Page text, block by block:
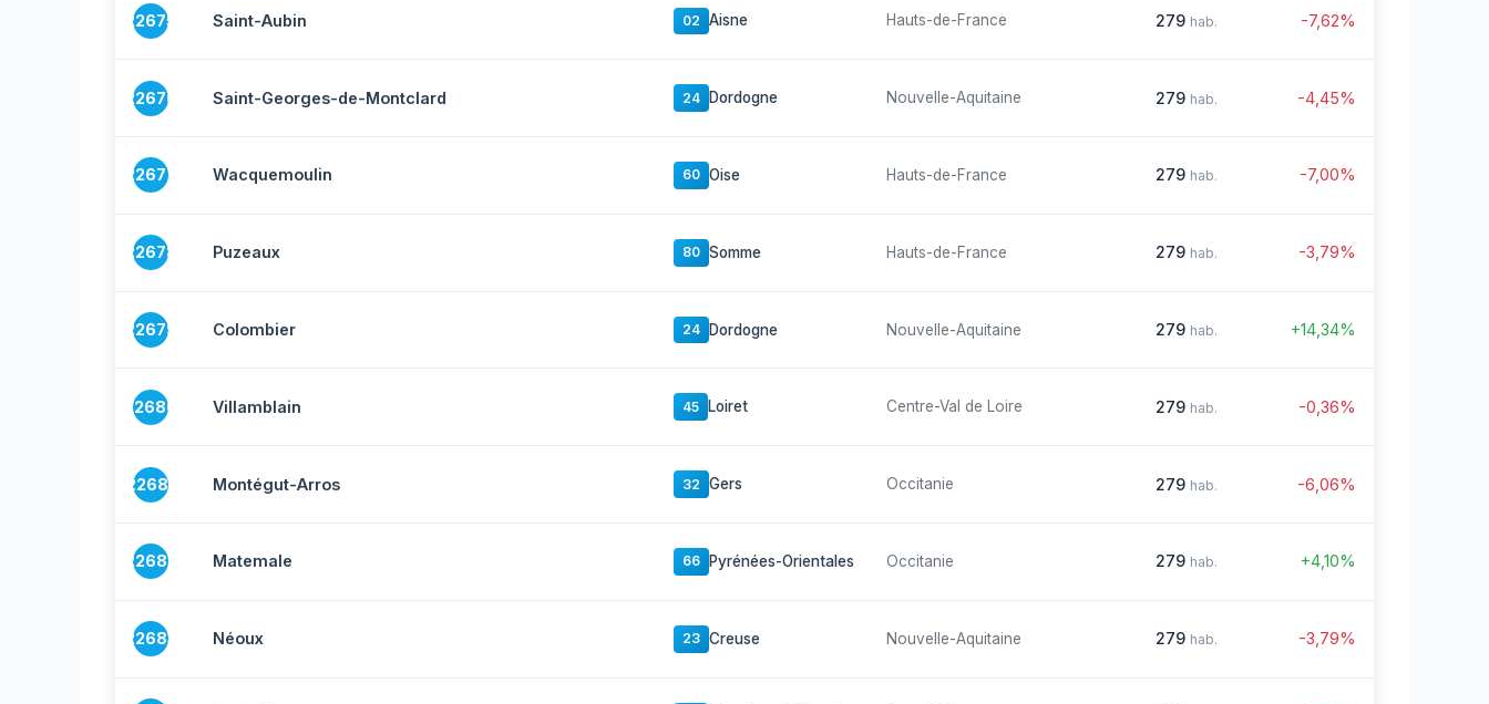
22675 Saint-Aubin 02 Aisne Hauts-de-France 279 hab. -7,62%
22676 Saint-Georges-de-Montclard 24 Dordogne Nouvelle-Aquitaine 279 hab. -4,45%
22677 Wacquemoulin 60 Oise Hauts-de-France 279 hab. -7,00%
22678 Puzeaux 80 Somme Hauts-de-France 279 hab. -3,79%
22679 Colombier 24 Dordogne Nouvelle-Aquitaine 279 hab. +14,34%
22680 Villamblain 45 Loiret Centre-Val de Loire 279 hab. -0,36%
22681 Montégut-Arros 32 Gers Occitanie 279 hab. -6,06%
22682 Matemale 66 Pyrénées-Orientales Occitanie 279 hab. +4,10%
22683 Néoux 23 Creuse Nouvelle-Aquitaine 279 hab. -3,79%